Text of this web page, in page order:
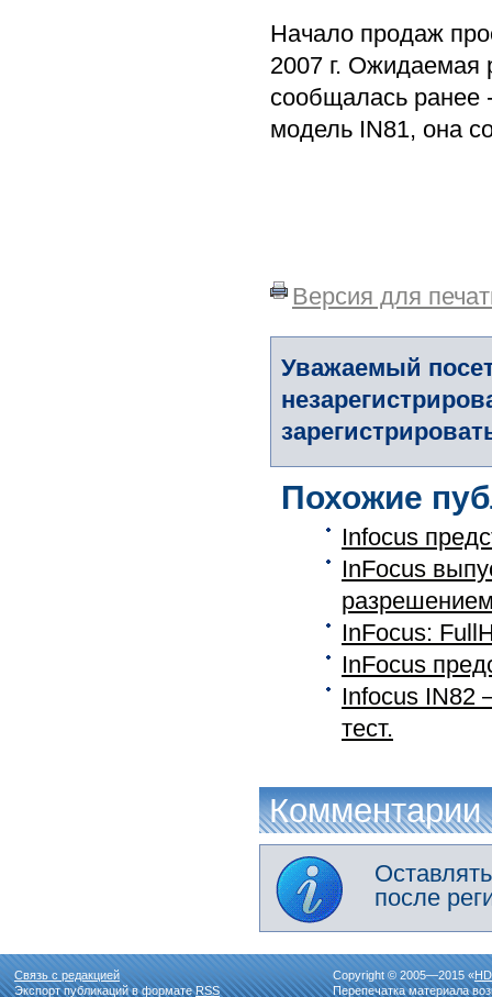
Начало продаж
2007 г. Ожидаемая
сообщалась ранее
модель IN81, она
Версия для
Уважаемый
Похожие
Infocus
InFocus
InFocus:
InFocus
Infocus IN82
тест.
Комментарии
после
Связь с редакцией
Экспорт публикаций в форматеRSS
Copyright © 2005—2015 «
Перепечатка материала